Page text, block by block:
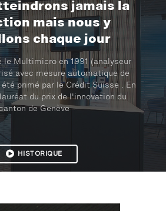
jamais la
mais nous y
chaque jour
le Multimicro en 1991 (analyseur
avec mesure automatique de
primé par le Crédit Suisse . En
du prix de l'innovation du
canton de Genève
HISTORIQUE